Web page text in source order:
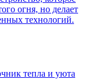
огня, но делает
технологий.
тепла и уюта